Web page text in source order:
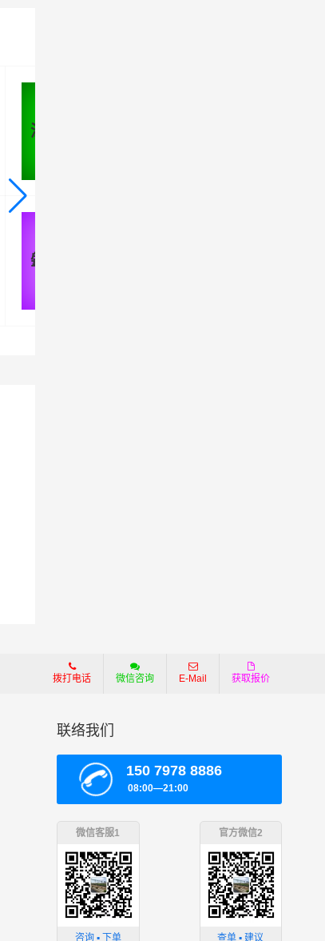
深圳 - 合肥
肇庆 - 合肥
拨打电话 微信咨询 E-Mail 获取报价
联络我们
150 7978 8886
08:00—21:00
微信客服1
咨询 ▪ 下单
官方微信2
查单 ▪ 建议